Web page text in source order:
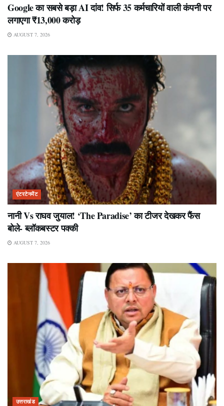
Google का सबसे बड़ा AI दांव! सिर्फ 35 कर्मचारियों वाली कंपनी पर
लगाएगा ₹13,000 करोड़
AUGUST 7, 2026
एंटरटेनमेंट
नानी Vs राघव जुयाल! ‘The Paradise’ का टीजर देखकर फैंस
बोले- ब्लॉकबस्टर पक्की
AUGUST 7, 2026
उत्तराखंड